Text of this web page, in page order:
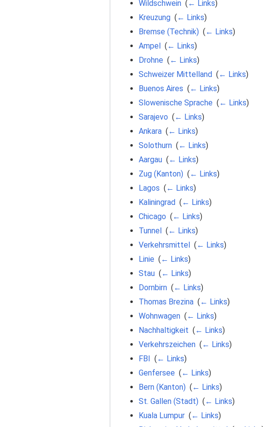
Wildschwein‎ ( ← Links)
Kreuzung‎ (← Links)
Bremse (Technik)‎ (← Links)
Ampel‎ (← Links)
Drohne (← Links)
Schweizer Mittelland‎ (← Links)
Buenos Aires (← Links)
Slowenische Sprache (← Links)
Sarajevo (← Links)
Ankara‎ (← Links)
Solothurn‎ (← Links)
Aargau‎ (← Links)
Zug (Kanton)‎ (← Links)
Lagos (← Links)
Kaliningrad‎ (← Links)
Chicago (← Links)
Tunnel‎ (← Links)
Verkehrsmittel‎ (← Links)
Linie (← Links)
Stau‎ (← Links)
Dornbirn‎ (← Links)
Thomas Brezina‎ (← Links)
Wohnwagen‎ (← Links)
Nachhaltigkeit (← Links)
Verkehrszeichen‎ (← Links)
FBI (← Links)
Genfersee (← Links)
Bern (Kanton)‎ (← Links)
St. Gallen (Stadt)‎ (← Links)
Kuala Lumpur‎ (← Links)